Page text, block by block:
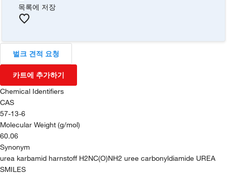
목록에 저장
벌크 견적 요청
카트에 추가하기
Chemical Identifiers
CAS
57-13-6
Molecular Weight (g/mol)
60.06
Synonym
urea karbamid harnstoff H2NC(O)NH2 uree carbonyldiamide UREA
SMILES